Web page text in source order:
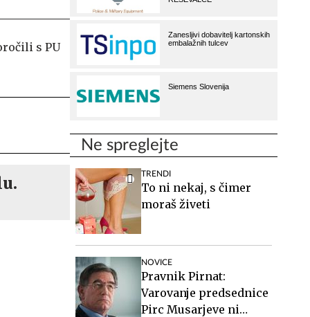
s PU
Ne spreglejte
TRENDI
To ni nekaj, s čimer
moraš živeti
NOVICE
Pravnik Pirnat:
Varovanje predsednice
Pirc Musarjeve ni